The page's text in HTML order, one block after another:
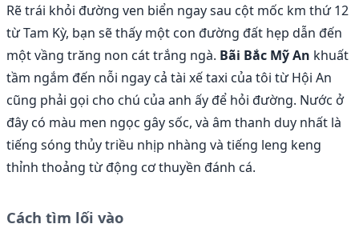
Rẽ trái khỏi đường ven biển ngay sau cột mốc km thứ 12
từ Tam Kỳ, bạn sẽ thấy một con đường đất hẹp dẫn đến
một vầng trăng non cát trắng ngà. Bãi Bắc Mỹ An khuất
tầm ngắm đến nỗi ngay cả tài xế taxi của tôi từ Hội An
cũng phải gọi cho chú của anh ấy để hỏi đường. Nước ở
đây có màu men ngọc gây sốc, và âm thanh duy nhất là
tiếng sóng thủy triều nhịp nhàng và tiếng leng keng
thỉnh thoảng từ động cơ thuyền đánh cá.
Cách tìm lối vào